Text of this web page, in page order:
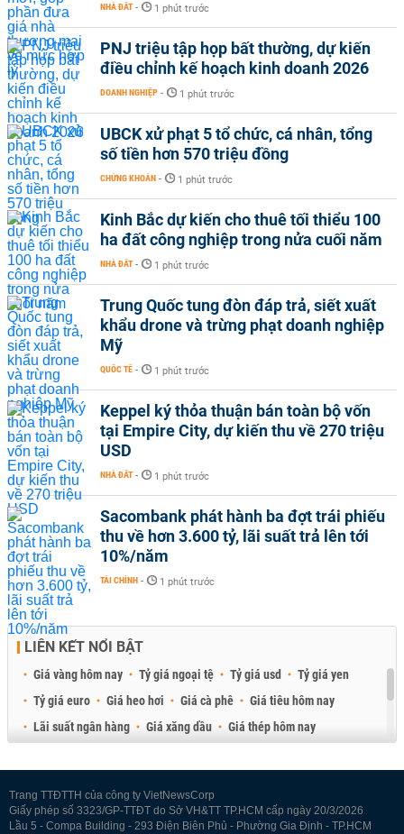
NHÀ ĐẤT - 1 phút trước
PNJ triệu tập họp bất thường, dự kiến
điều chỉnh kế hoạch kinh doanh 2026
DOANH NGHIỆP - 1 phút trước
UBCK xử phạt 5 tổ chức, cá nhân, tổng
số tiền hơn 570 triệu đồng
CHỨNG KHOÁN - 1 phút trước
Kinh Bắc dự kiến cho thuê tối thiểu 100
ha đất công nghiệp trong nửa cuối năm
NHÀ ĐẤT - 1 phút trước
Trung Quốc tung đòn đáp trả, siết xuất
khẩu drone và trừng phạt doanh nghiệp
Mỹ
QUỐC TẾ - 1 phút trước
Keppel ký thỏa thuận bán toàn bộ vốn
tại Empire City, dự kiến thu về 270 triệu
USD
NHÀ ĐẤT - 1 phút trước
Sacombank phát hành ba đợt trái phiếu
thu về hơn 3.600 tỷ, lãi suất trả lên tới
10%/năm
TÀI CHÍNH - 1 phút trước
LIÊN KẾT NỔI BẬT
Giá vàng hôm nay Tỷ giá ngoại tệ Tỷ giá usd
Tỷ giá yen
Tỷ giá euro
Giá heo hơi Giá cà phê
Giá tiêu hôm nay
Lãi suất ngân hàng
Giá xăng dầu
Giá thép hôm nay
Trang TTĐTTH của công ty VietNewsCorp
Giấy phép số 3323/GP-TTĐT do Sở VH&TT TP.HCM cấp ngày 20/3/2026
Lầu 5 - Compa Building - 293 Điện Biên Phủ - Phường Gia Định - TP.HCM